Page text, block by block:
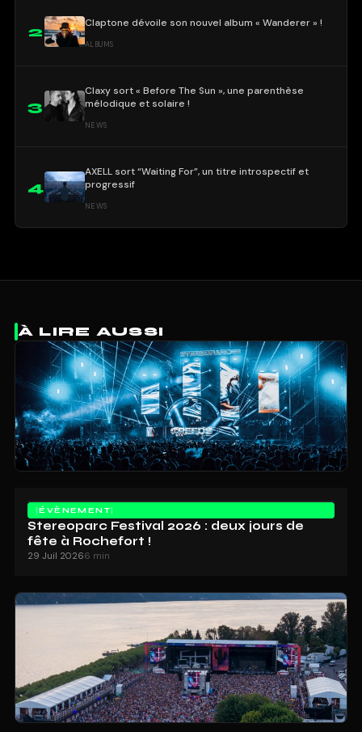
2
Claptone dévoile son nouvel album « Wanderer » !
ALBUMS
3
Claxy sort « Before The Sun », une parenthèse
mélodique et solaire !
NEWS
4
AXELL sort “Waiting For”, un titre introspectif et
progressif
NEWS
À LIRE AUSSI
ÉVÈNEMENT
Stereoparc Festival 2026 : deux jours de
fête à Rochefort !
29 Juil 20266 min